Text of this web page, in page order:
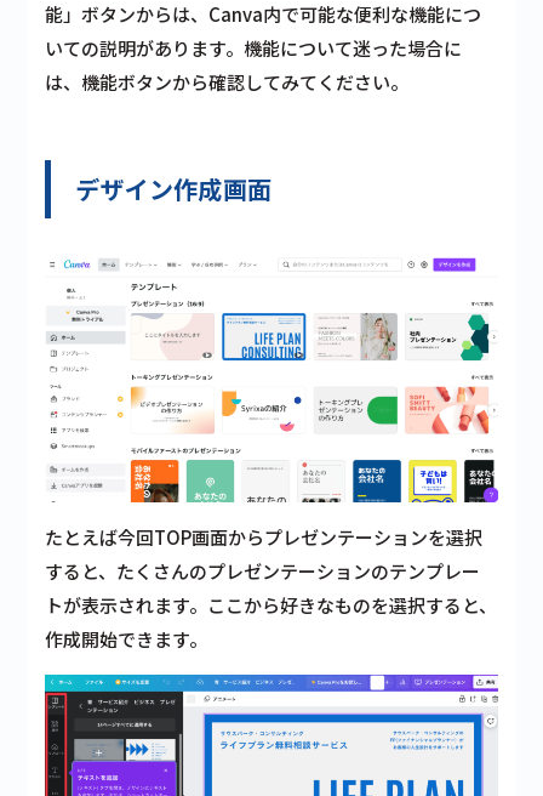
能」ボタンからは、Canva内で可能な便利な機能につ
いての説明があります。機能について迷った場合に
は、機能ボタンから確認してみてください。
デザイン作成画面
たとえば今回TOP画面からプレゼンテーションを選択
すると、たくさんのプレゼンテーションのテンプレー
トが表示されます。ここから好きなものを選択すると、
作成開始できます。